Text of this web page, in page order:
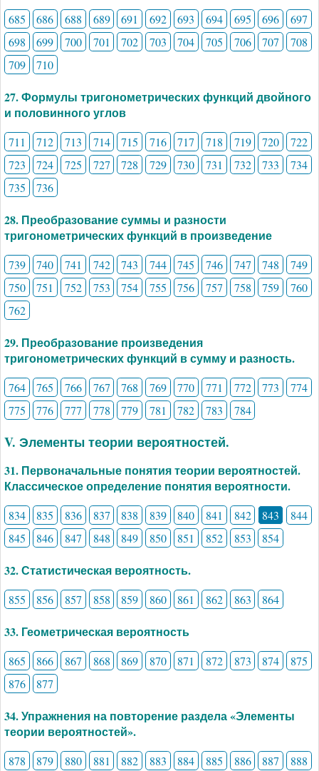
685 686 688 689 691 692 693 694 695 696
697
698
699 700 701 702 703 704 705 706 707
708
709
710
27. Формулы тригонометрических функций двойного
и половинного углов
711 712 713 714 715 716 717 718 719 720
722
723
724 725 727 728 729 730 731 732 733
734
735
736
28. Преобразование суммы и разности
тригонометрических функций в произведение
739 740 741 742 743 744 745 746 747 748
749
750
751 752 753 754 755 756 757 758 759
760
762
29. Преобразование произведения
тригонометрических функций в сумму и разность.
764 765 766 767 768 769 770 771 772 773
774
775
776 777 778 779 781 782 783 784
V. Элементы теории вероятностей.
31. Первоначальные понятия теории вероятностей.
Классическое определение понятия вероятности.
834 835 836 837 838 839 840 841 842 843
844
845
846 847 848 849 850 851 852 853 854
32. Статистическая вероятность.
855 856 857 858 859 860 861 862 863 864
33. Геометрическая вероятность
865 866 867 868 869 870 871 872 873 874
875
876
877
34. Упражнения на повторение раздела «Элементы
теории вероятностей».
878 879 880 881 882 883 884 885 886 887 888